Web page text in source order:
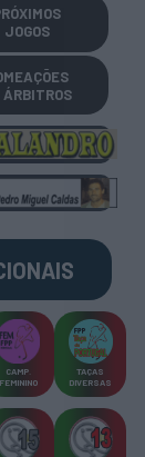
JOGOS
ÁRBITROS
CAMP.
FEMININO
TAÇAS
DIVERSAS